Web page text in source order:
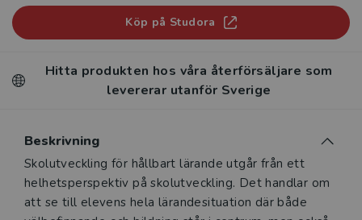
Köp på Studora
Hitta produkten hos våra återförsäljare som
levererar utanför Sverige
Beskrivning
Beskrivning
Skolutveckling för hållbart lärande utgår från ett
helhetsperspektiv på skolutveckling. Det handlar om
att se till elevens hela lärande­situation där både